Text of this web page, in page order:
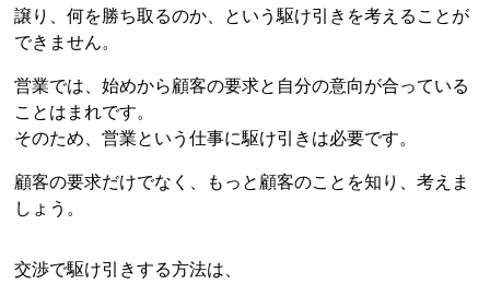
譲り、何を勝ち取るのか、という駆け引きを考えることが
できません。
営業では、始めから顧客の要求と自分の意向が合っている
ことはまれです。
そのため、営業という仕事に駆け引きは必要です。
顧客の要求だけでなく、もっと顧客のことを知り、考えま
しょう。
交渉で駆け引きする方法は、